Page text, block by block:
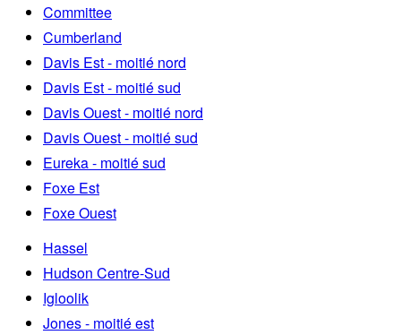
Committee
Cumberland
Davis Est - moitié nord
Davis Est - moitié sud
Davis Ouest - moitié nord
Davis Ouest - moitié sud
Eureka - moitié sud
Foxe Est
Foxe Ouest
Hassel
Hudson Centre-Sud
Igloolik
Jones - moitié est